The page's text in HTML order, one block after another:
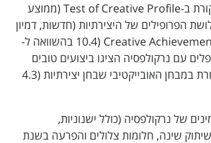
בהשוואה לחברי קבוצת הביקורת ב-Test of Creative Profile (ממוצע
ל-55.1), בשלושת הפרופילים של היצירתיות (חדשות, דמיון
(10.4 בהשוואה ל-
עם נרקולפסיה הציגו ביצועים טובים
יותר בהשוואה לקבוצת הביקורת במבחן האובייקטיבי שבחן יצירתיות (4.3
של נרקולפסיה (כולל ישנוניות,
שיתוק שינה, חלומות צלולים והפרעה בשנת